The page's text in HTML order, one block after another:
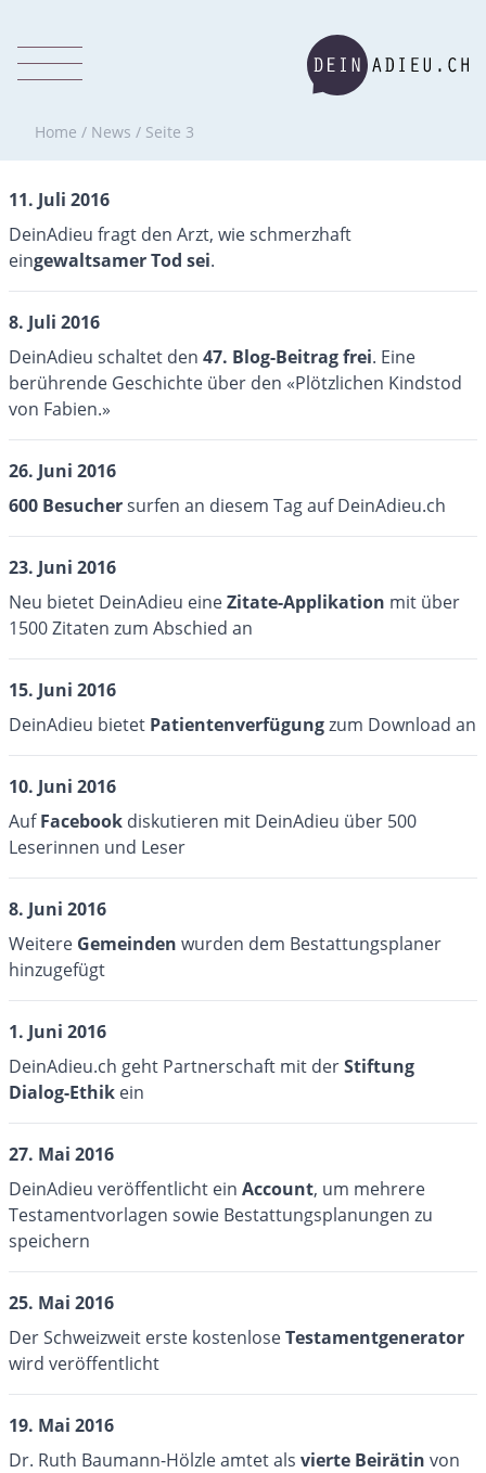
Home / News / Seite 3
11. Juli 2016
DeinAdieu fragt den Arzt, wie schmerzhaft
eingewaltsamer Tod sei.
8. Juli 2016
DeinAdieu schaltet den 47. Blog-Beitrag frei. Eine
berührende Geschichte über den «Plötzlichen Kindstod
von Fabien.»
26. Juni 2016
600 Besuchersurfen an diesem Tag auf DeinAdieu.ch
23. Juni 2016
Neu bietet DeinAdieu eineZitate-Applikation mit über
1500 Zitaten zum Abschied an
15. Juni 2016
DeinAdieu bietet Patientenverfügungzum Download an
10. Juni 2016
AufFacebook diskutieren mit DeinAdieu über 500
Leserinnen und Leser
8. Juni 2016
Weitere Gemeinden wurden dem Bestattungsplaner
hinzugefügt
1. Juni 2016
DeinAdieu.ch geht Partnerschaft mit derStiftung
Dialog-Ethik ein
27. Mai 2016
DeinAdieu veröffentlicht ein Account, um mehrere
Testamentvorlagen sowie Bestattungsplanungen zu
speichern
25. Mai 2016
Der Schweizweit erste kostenloseTestamentgenerator
wird veröffentlicht
19. Mai 2016
Dr. Ruth Baumann-Hölzle amtet als vierte Beirätin von